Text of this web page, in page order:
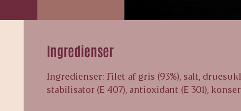
Ingredienser
Ingredienser: Filet af gris (93%), salt,
stabilisator (E 407), antioxidant (E 301),